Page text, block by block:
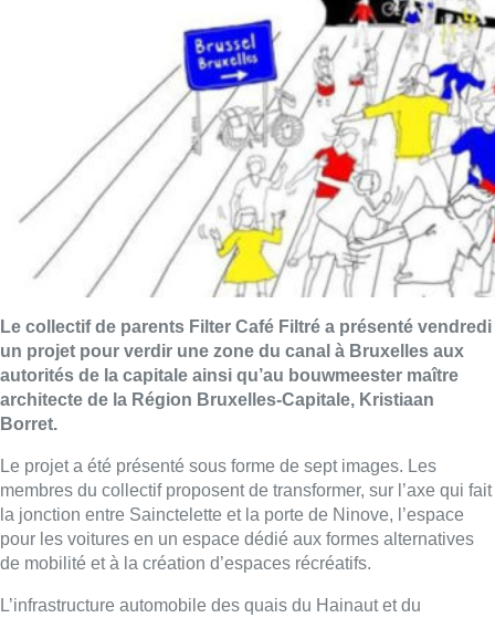
Le collectif de parents Filter Café Filtré a présenté vendredi
un projet pour verdir une zone du canal à Bruxelles aux
autorités de la capitale ainsi qu’au bouwmeester maître
architecte de la Région Bruxelles-Capitale, Kristiaan
Borret.
Le projet a été présenté sous forme de sept images. Les
membres du collectif proposent de transformer, sur l’axe qui fait
la jonction entre Sainctelette et la porte de Ninove, l’espace
pour les voitures en un espace dédié aux formes alternatives
de mobilité et à la création d’espaces récréatifs.
L’infrastructure automobile des quais du Hainaut et du